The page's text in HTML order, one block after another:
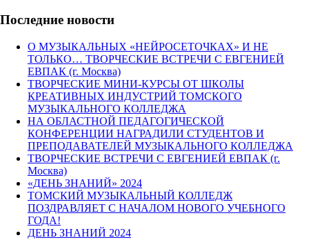
Последние новости
О МУЗЫКАЛЬНЫХ «НЕЙРОСЕТОЧКАХ» И НЕ
ТОЛЬКО… ТВОРЧЕСКИЕ ВСТРЕЧИ С ЕВГЕНИЕЙ
ЕВПАК (г. Москва)
ТВОРЧЕСКИЕ МИНИ-КУРСЫ ОТ ШКОЛЫ
КРЕАТИВНЫХ ИНДУСТРИЙ ТОМСКОГО
МУЗЫКАЛЬНОГО КОЛЛЕДЖА
НА ОБЛАСТНОЙ ПЕДАГОГИЧЕСКОЙ
КОНФЕРЕНЦИИ НАГРАДИЛИ СТУДЕНТОВ И
ПРЕПОДАВАТЕЛЕЙ МУЗЫКАЛЬНОГО КОЛЛЕДЖА
ТВОРЧЕСКИЕ ВСТРЕЧИ С ЕВГЕНИЕЙ ЕВПАК (г.
Москва)
«ДЕНЬ ЗНАНИЙ» 2024
ТОМСКИЙ МУЗЫКАЛЬНЫЙ КОЛЛЕДЖ
ПОЗДРАВЛЯЕТ С НАЧАЛОМ НОВОГО УЧЕБНОГО
ГОДА!
ДЕНЬ ЗНАНИЙ 2024